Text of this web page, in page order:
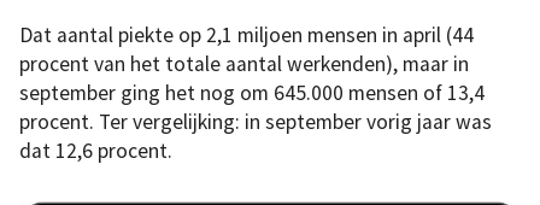
Dat aantal piekte op 2,1 miljoen mensen in april (44
procent van het totale aantal werkenden), maar in
september ging het nog om 645.000 mensen of 13,4
procent. Ter vergelijking: in september vorig jaar was
dat 12,6 procent.